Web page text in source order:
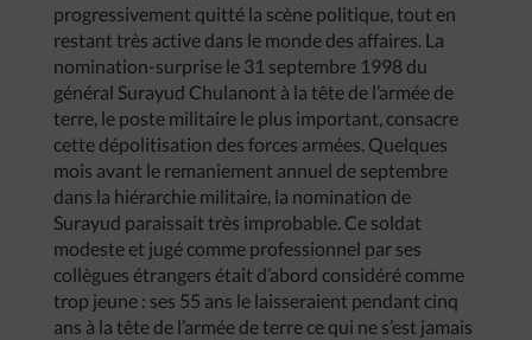
progressivement quitté la scène politique, tout en
restant très active dans le monde des affaires. La
nomination-surprise le 31 septembre 1998 du
général Surayud Chulanont à la tête de l’armée de
terre, le poste militaire le plus important, consacre
cette dépolitisation des forces armées. Quelques
mois avant le remaniement annuel de septembre
dans la hiérarchie militaire, la nomination de
Surayud paraissait très improbable. Ce soldat
modeste et jugé comme professionnel par ses
collègues étrangers était d’abord considéré comme
trop jeune : ses 55 ans le laisseraient pendant cinq
ans à la tête de l’armée de terre ce qui ne s’est jamais